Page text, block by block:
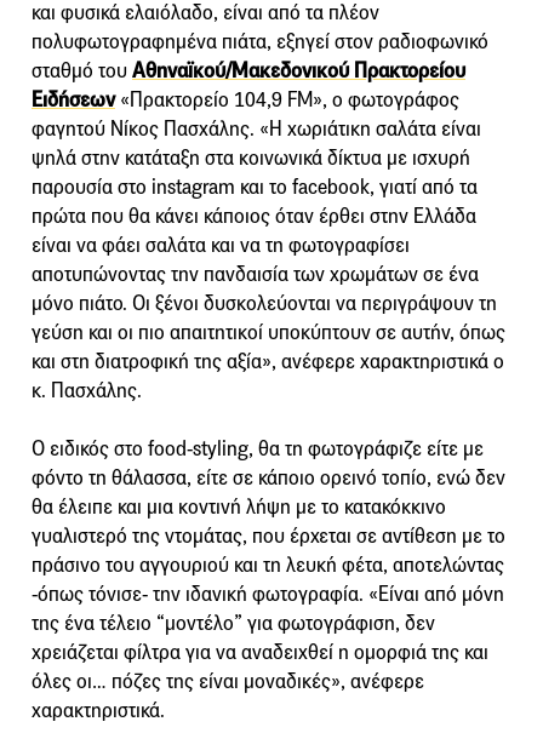
και φυσικά ελαιόλαδο, είναι από τα πλέον
πολυφωτογραφημένα πιάτα, εξηγεί στον ραδιοφωνικό
σταθμό του Αθηναϊκού/Μακεδονικού Πρακτορείου
Ειδήσεων«Πρακτορείο 104,9 FM», ο φωτογράφος
φαγητού Νίκος Πασχάλης. «Η χωριάτικη σαλάτα είναι
ψηλά στην κατάταξη στα κοινωνικά δίκτυα με ισχυρή
παρουσία στο instagram και το facebook, γιατί από τα
πρώτα που θα κάνει κάποιος όταν έρθει στην Ελλάδα
είναι να φάει σαλάτα και να τη φωτογραφίσει
αποτυπώνοντας την πανδαισία των χρωμάτων σε ένα
μόνο πιάτο. Οι ξένοι δυσκολεύονται να περιγράψουν τη
γεύση και οι πιο απαιτητικοί υποκύπτουν σε αυτήν, όπως
και στη διατροφική της αξία», ανέφερε χαρακτηριστικά ο
κ. Πασχάλης.
Ο ειδικός στο food-styling, θα τη φωτογράφιζε είτε με
φόντο τη θάλασσα, είτε σε κάποιο ορεινό τοπίο, ενώ δεν
θα έλειπε και μια κοντινή λήψη με το κατακόκκινο
γυαλιστερό της ντομάτας, που έρχεται σε αντίθεση με το
πράσινο του αγγουριού και τη λευκή φέτα, αποτελώντας
-όπως τόνισε- την ιδανική φωτογραφία. «Είναι από μόνη
της ένα τέλειο “μοντέλο” για φωτογράφιση, δεν
χρειάζεται φίλτρα για να αναδειχθεί η ομορφιά της και
όλες οι… πόζες της είναι μοναδικές», ανέφερε
χαρακτηριστικά.